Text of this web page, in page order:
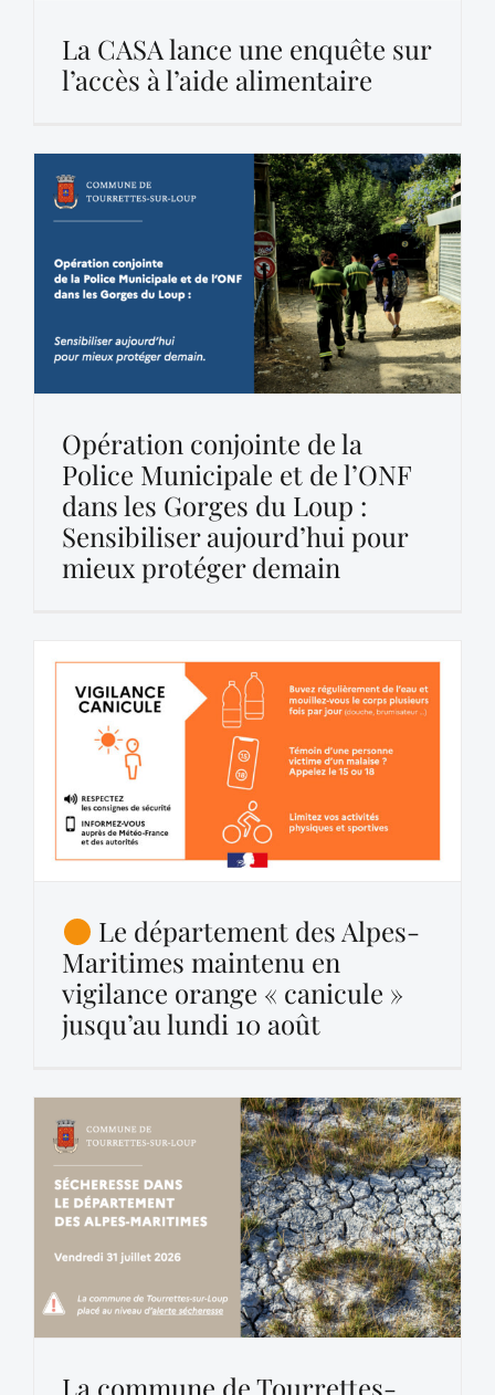
La CASA lance une enquête sur
l’accès à l’aide alimentaire
Opération conjointe de la
Police Municipale et de l’ONF
dans les Gorges du Loup :
Sensibiliser aujourd’hui pour
mieux protéger demain
Le département des Alpes-
Maritimes maintenu en
vigilance orange « canicule »
jusqu’au lundi 10 août
La commune de Tourrettes-